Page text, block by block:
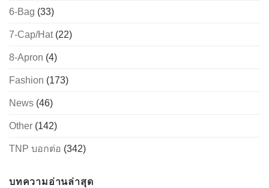
6-Bag (33)
7-Cap/Hat(22)
8-Apron (4)
Fashion (173)
News (46)
Other (142)
TNP บอกต่อ (342)
บทความอ่านล่าสุด